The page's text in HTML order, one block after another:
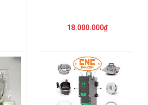
18.000.000₫